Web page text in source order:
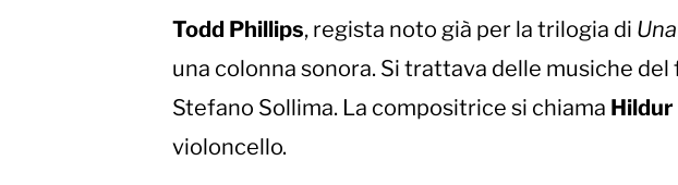
Todd Phillips, regista noto già per la trilogia di
una colonna sonora. Si trattava delle musiche del
Stefano Sollima. La compositrice si chiama Hildur
violoncello.